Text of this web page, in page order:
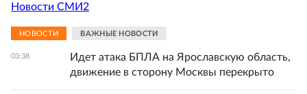
Новости СМИ2
НОВОСТИ ВАЖНЫЕ НОВОСТИ
03:38
Идет атака БПЛА на Ярославскую область,
движение в сторону Москвы перекрыто